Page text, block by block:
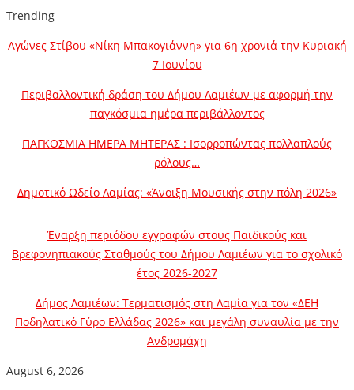
Trending
Αγώνες Στίβου «Νίκη Μπακογιάννη» για 6η χρονιά την Κυριακή
7 Ιουνίου
Περιβαλλοντική δράση του Δήμου Λαμιέων με αφορμή την
παγκόσμια ημέρα περιβάλλοντος
ΠΑΓΚΟΣΜΙΑ ΗΜΕΡΑ ΜΗΤΕΡΑΣ : Ισορροπώντας πολλαπλούς
ρόλους…
Δημοτικό Ωδείο Λαμίας: «Άνοιξη Μουσικής στην πόλη 2026»
Έναρξη περιόδου εγγραφών στους Παιδικούς και
Βρεφονηπιακούς Σταθμούς του Δήμου Λαμιέων για το σχολικό
έτος 2026-2027
Δήμος Λαμιέων: Τερματισμός στη Λαμία για τον «ΔΕΗ
Ποδηλατικό Γύρο Ελλάδας 2026» και μεγάλη συναυλία με την
Ανδρομάχη
August 6, 2026